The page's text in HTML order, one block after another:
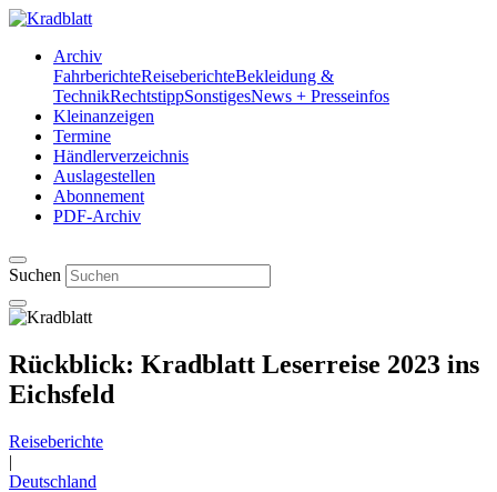
Archiv
FahrberichteReiseberichteBekleidung &
TechnikRechtstippSonstigesNews + Presseinfos
Kleinanzeigen
Termine
Händlerverzeichnis
Auslagestellen
Abonnement
PDF-Archiv
Suchen
Rückblick: Kradblatt Leserreise 2023 ins
Eichsfeld
Reiseberichte
|
Deutschland